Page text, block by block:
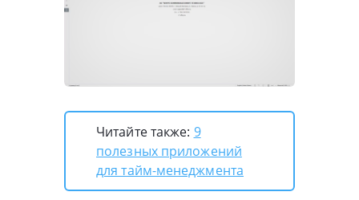
Читайте также: 9
полезных приложений
для тайм-менеджмента